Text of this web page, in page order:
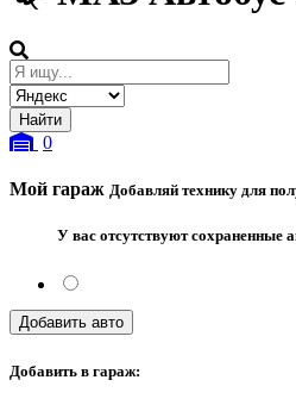
0
Мой гараж Добавляй технику для
У вас отсутствуют сохраненные
Добавить авто
Добавить в гараж: